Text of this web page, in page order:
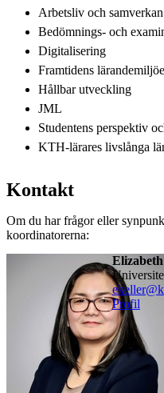
Arbetsliv och samverkan
Bedömnings- och
Digitalisering
Framtidens
Hållbar utveckling
JML
Studentens perspektiv
KTH-lärares livslånga
Kontakt
Om du har frågor eller
koordinatorerna:
Profil